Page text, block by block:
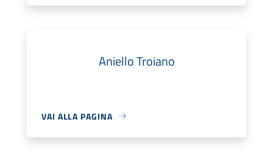
Aniello Troiano
VAI ALLA PAGINA